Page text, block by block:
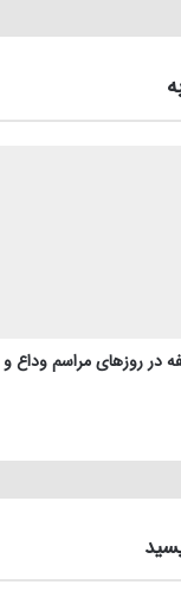
روز‌های مراسم وداع و